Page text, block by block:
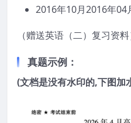
2016年10月2016年04
（赠送英语（二）复习资料
真题示例：
(文档是没有水印的,下图加